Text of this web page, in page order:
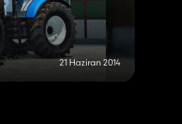
21 Haziran 2014